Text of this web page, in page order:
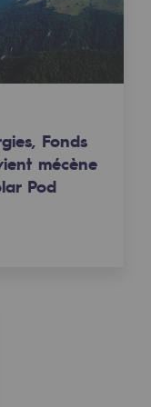
de
Fonds
mécène
Pod